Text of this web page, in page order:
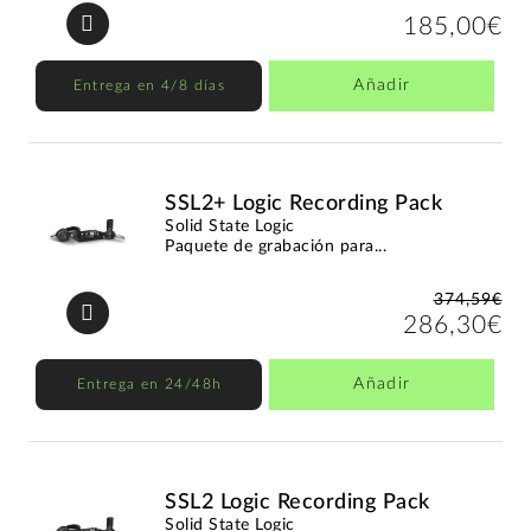
185,00€
Entrega en 4/8 días Añadir
SSL2+ Logic Recording Pack
Solid State Logic
Paquete de grabación para...
374,59€
286,30€
Entrega en 24/48h Añadir
SSL2 Logic Recording Pack
Solid State Logic